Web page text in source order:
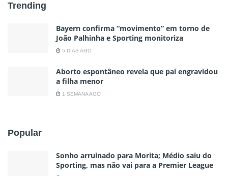
Trending
Bayern confirma “movimento” em torno de
João Palhinha e Sporting monitoriza
5 DIAS AGO
Aborto espontâneo revela que pai engravidou
a filha menor
1 SEMANA AGO
Popular
Sonho arruinado para Morita; Médio saiu do
Sporting, mas não vai para a Premier League